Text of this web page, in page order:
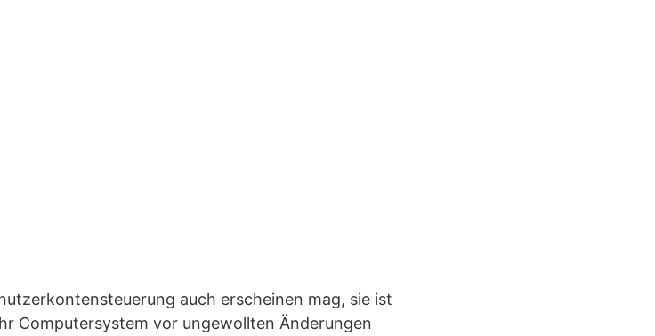
auch erscheinen mag, sie ist
Computersystem vor ungewollten Änderungen